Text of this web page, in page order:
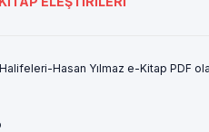
Halifeleri-Hasan Yılmaz e-Kitap PDF